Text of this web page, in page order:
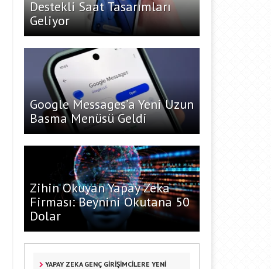
Destekli Saat Tasarımları
Geliyor
Google Messages’a Yeni Uzun
Basma Menüsü Geldi
Zihin Okuyan Yapay Zeka
Firması: Beynini Okutana 50
Dolar
YAPAY ZEKA GENÇ GIRIŞIMCILERE YENI